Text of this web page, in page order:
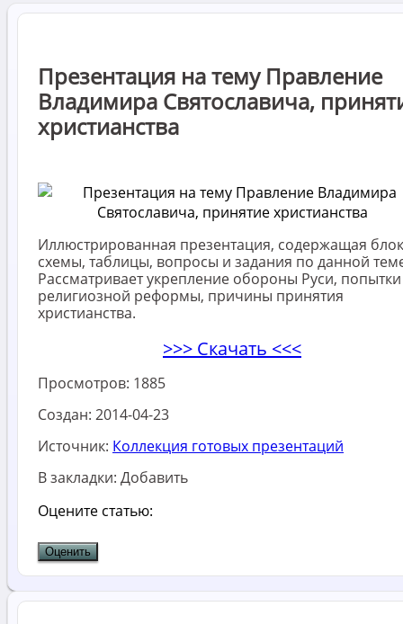
Презентация на тему Правление
Владимира Святославича,
христианства
Иллюстрированная презентация, содержащая
схемы, таблицы, вопросы и задания по данной
Рассматривает укрепление обороны Руси, попытки
религиозной реформы, причины принятия
христианства.
>>> Скачать <<<
Просмотров: 1885
Создан: 2014-04-23
Источник: Коллекция готовых презентаций
В закладки: Добавить
Оцените статью: